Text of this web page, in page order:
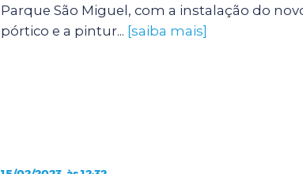
Parque São Miguel, com a instalação do
pórtico e a pintur... [saiba mais]